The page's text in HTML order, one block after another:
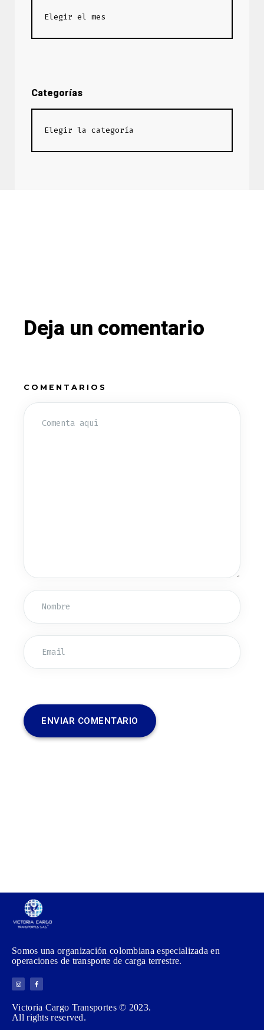
Categorías
Deja un comentario
COMENTARIOS
Somos una organización colombiana especializada en
operaciones de transporte de carga terrestre.
Victoria Cargo Transportes © 2023.
All rights reserved.